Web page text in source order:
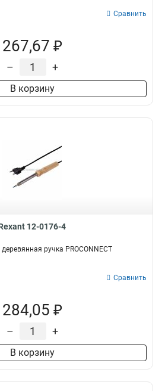
Сравнить
267,67 ₽
– +
В корзину
12-0176-4
ручка PROCONNECT
Сравнить
284,05 ₽
– +
В корзину